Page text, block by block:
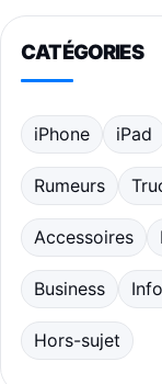
CATÉGORIES
iPhone iPad
Rumeurs
Accessoires
Business
Hors-sujet